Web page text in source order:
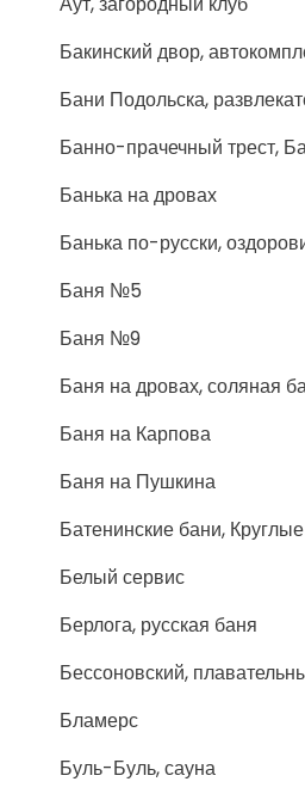
Бакинский двор,
Бани Подольска,
Банно-прачечный трест,
Банька на дровах
Банька по-русски,
Баня №5
Баня №9
Баня на дровах, соляная
Баня на Карпова
Баня на Пушкина
Батенинские бани,
Белый сервис
Берлога, русская баня
Бессоновский,
Бламерс
Буль-Буль, сауна